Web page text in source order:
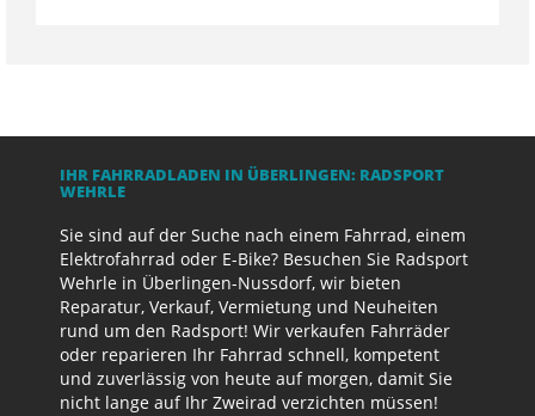
IHR FAHRRADLADEN IN ÜBERLINGEN: RADSPORT
WEHRLE
Sie sind auf der Suche nach einem Fahrrad, einem
Elektrofahrrad oder E-Bike? Besuchen Sie Radsport
Wehrle in Überlingen-Nussdorf, wir bieten
Reparatur, Verkauf, Vermietung und Neuheiten
rund um den Radsport! Wir verkaufen Fahrräder
oder reparieren Ihr Fahrrad schnell, kompetent
und zuverlässig von heute auf morgen, damit Sie
nicht lange auf Ihr Zweirad verzichten müssen!